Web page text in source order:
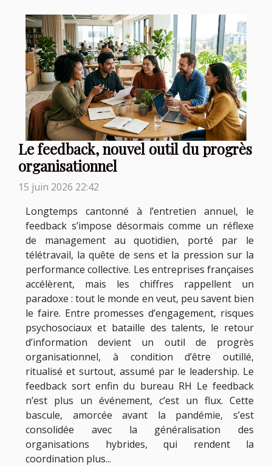
Le feedback, nouvel outil du progrès
organisationnel
15 juin 2026 22:42
Longtemps cantonné à l’entretien annuel, le
feedback s’impose désormais comme un réflexe
de management au quotidien, porté par le
télétravail, la quête de sens et la pression sur la
performance collective. Les entreprises françaises
accélèrent, mais les chiffres rappellent un
paradoxe : tout le monde en veut, peu savent bien
le faire. Entre promesses d’engagement, risques
psychosociaux et bataille des talents, le retour
d’information devient un outil de progrès
organisationnel, à condition d’être outillé,
ritualisé et surtout, assumé par le leadership. Le
feedback sort enfin du bureau RH Le feedback
n’est plus un événement, c’est un flux. Cette
bascule, amorcée avant la pandémie, s’est
consolidée avec la généralisation des
organisations hybrides, qui rendent la
coordination plus...